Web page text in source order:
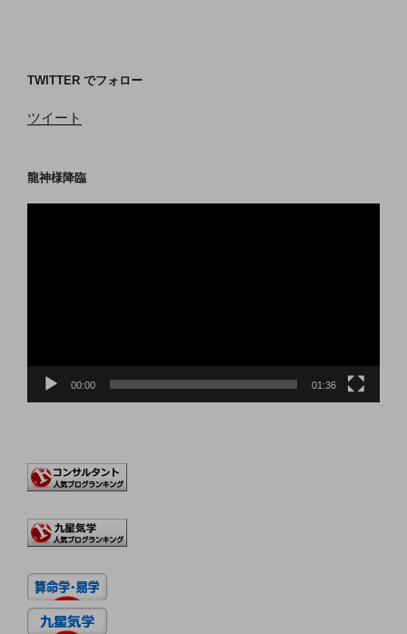
TWITTER でフォロー
ツイート
龍神様降臨
00:00 01:36